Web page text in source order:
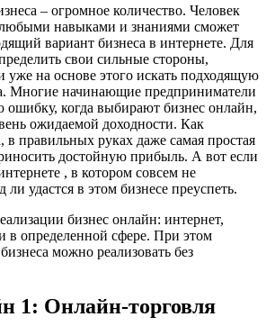
– огромное количество. Человек
навыками и знаниями сможет
вариант бизнеса в интернете. Для
свои сильные стороны,
уже на основе этого искать подходящую
Многие начинающие предприниматели
ошибку, когда выбирают бизнес онлайн,
ожидаемой доходности. Как
в правильных руках даже самая простая
достойную прибыль. А вот если
, в котором совсем не
ли удастся в этом бизнесе преуспеть.
бизнес онлайн: интернет,
в определенной сфере. При этом
можно реализовать без
1: Онлайн-торговля